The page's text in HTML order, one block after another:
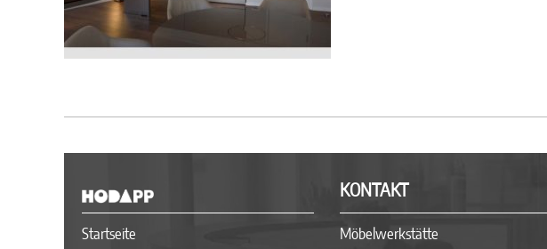
Startseite
KONTAKT
Möbelwerkstätte